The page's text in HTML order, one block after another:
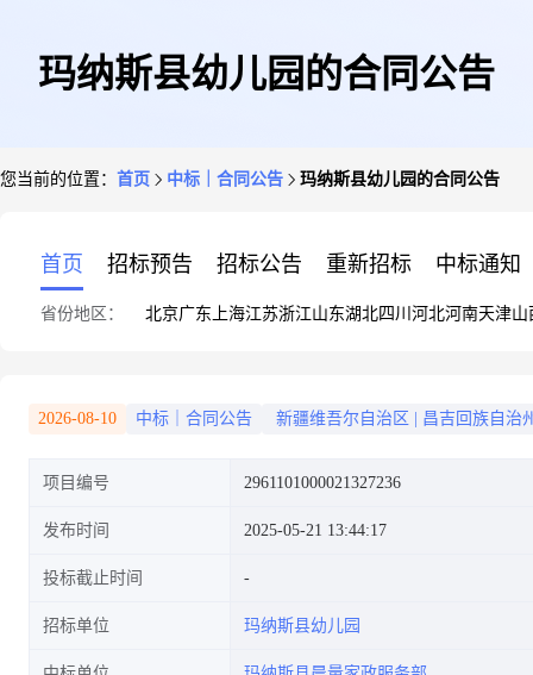
玛纳斯县幼儿园的合同公告
您当前的位置： 首页 中标｜合同公告 玛纳斯县幼儿园的合同公告
首页 招标预告 招标公告 重新招标 中标通知
省份地区： 北京广东 上海江苏浙江山东湖北四川 河北河南天津山
2026-08-10 中标｜合同公告 新疆维吾尔自治区 昌吉回族自治
项目编号 2961101000021327236
发布时间 2025-05-21 13:44:17
投标截止时间
招标单位 玛纳斯县幼儿园